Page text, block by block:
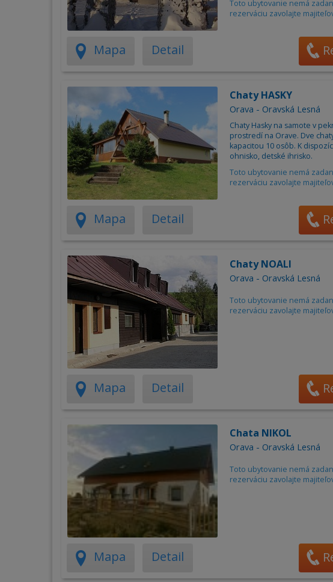
Toto ubytovanie nemá
rezerváciu zavolajte
Mapa Detail
Chaty HASKY
Orava - Oravská Lesná
Chaty Hasky na samote v
prostredí na Orave. Dve
kapacitou 10 osôb. K
ohnisko, detské ihrisko.
Toto ubytovanie nemá
rezerváciu zavolajte
Mapa Detail
Chaty NOALI
Orava - Oravská Lesná
Toto ubytovanie nemá
rezerváciu zavolajte
Mapa Detail
Chata NIKOL
Orava - Oravská Lesná
Toto ubytovanie nemá
rezerváciu zavolajte
Mapa Detail